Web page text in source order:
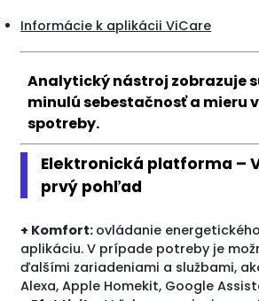
Informácie k aplikácii ViCare
Analytický nástroj zobrazuje
minulú sebestačnosť a mieru
spotreby.
Elektronická platforma –
prvý pohľad
+ Komfort: ovládanie
aplikáciu. V prípade potreby je
ďalšími zariadeniami a službami,
Alexa, Apple Homekit, Google